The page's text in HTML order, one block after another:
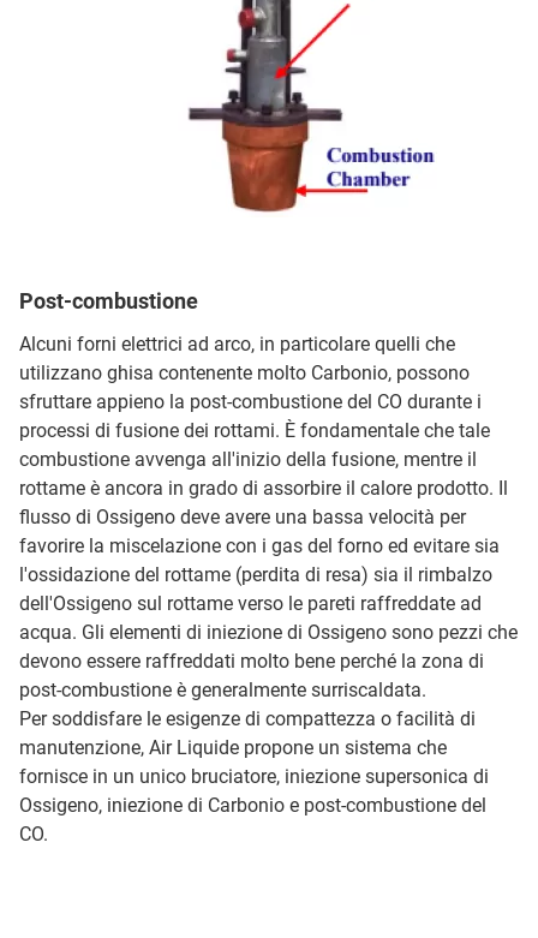
Post-combustione
Alcuni forni elettrici ad arco, in particolare quelli che
utilizzano ghisa contenente molto Carbonio, possono
sfruttare appieno la post-combustione del CO durante i
processi di fusione dei rottami. È fondamentale che tale
combustione avvenga all'inizio della fusione, mentre il
rottame è ancora in grado di assorbire il calore prodotto. Il
flusso di Ossigeno deve avere una bassa velocità per
favorire la miscelazione con i gas del forno ed evitare sia
l'ossidazione del rottame (perdita di resa) sia il rimbalzo
dell'Ossigeno sul rottame verso le pareti raffreddate ad
acqua. Gli elementi di iniezione di Ossigeno sono pezzi che
devono essere raffreddati molto bene perché la zona di
post-combustione è generalmente surriscaldata.
Per soddisfare le esigenze di compattezza o facilità di
manutenzione, Air Liquide propone un sistema che
fornisce in un unico bruciatore, iniezione supersonica di
Ossigeno, iniezione di Carbonio e post-combustione del
CO.